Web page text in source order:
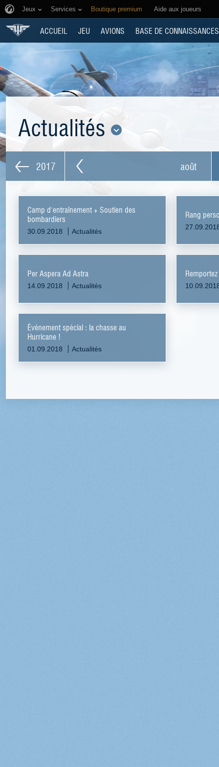
Jeux Services Boutique premium Aide aux joueurs
ACCUEIL JEU AVIONS BASE DE CONNAISSANCES
Actualités
2017 août
Camp d'entraînement + Soutien des
bombardiers
30.09.2018 Actualités
Rang
Per Aspera Ad Astra
14.09.2018 Actualités
Événement spécial : la chasse au
Hurricane !
01.09.2018 Actualités